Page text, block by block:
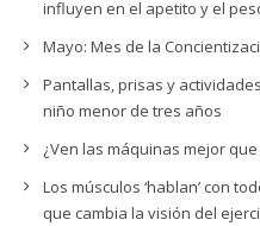
influyen en el apetito y el
Mayo: Mes de la
Pantallas, prisas y
niño menor de tres años
¿Ven las máquinas mejor
Los músculos ‘hablan’ con
que cambia la visión del